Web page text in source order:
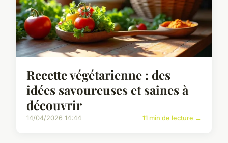
Recette végétarienne : des
idées savoureuses et saines à
découvrir
14/04/2026 14:44 11 min de lecture →